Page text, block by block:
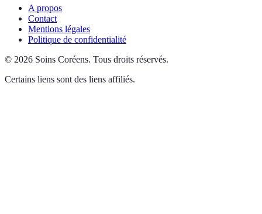
A propos
Contact
Mentions légales
Politique de confidentialité
© 2026 Soins Coréens. Tous droits réservés.
Certains liens sont des liens affiliés.